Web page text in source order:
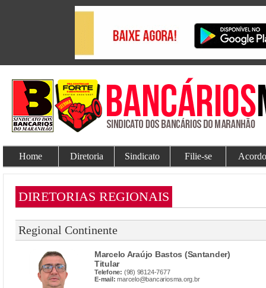
Home Diretoria Sindicato Filie-se
DIRETORIAS REGIONAIS
Regional Continente
Marcelo Araújo Bastos (Santander)
Titular
Telefone: (98) 98124-7677
E-mail: marcelo@bancariosma.org.br